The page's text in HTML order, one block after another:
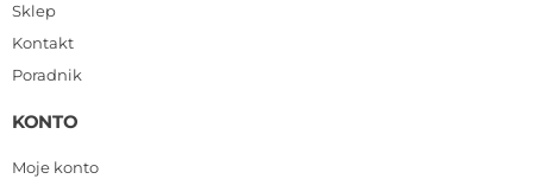
Sklep
Kontakt
Poradnik
KONTO
Moje konto